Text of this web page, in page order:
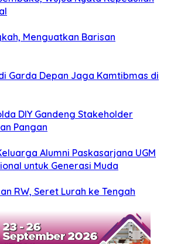
Menguatkan Barisan
Garda Depan Jaga Kamtibmas di
DIY Gandeng Stakeholder
Pangan
Alumni Paskasarjana UGM
untuk Generasi Muda
RW, Seret Lurah ke Tengah